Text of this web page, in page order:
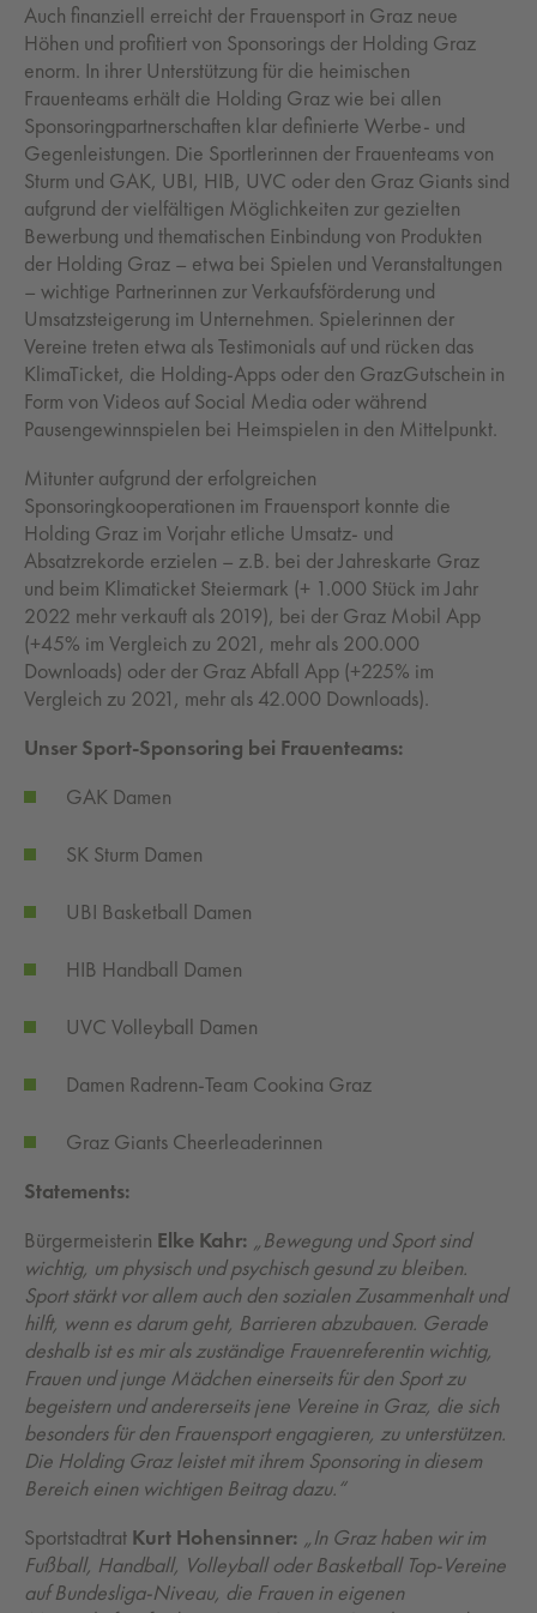
Auch finanziell erreicht der Frauensport in Graz neue
Höhen und profitiert von Sponsorings der Holding Graz
enorm. In ihrer Unterstützung für die heimischen
Frauenteams erhält die Holding Graz wie bei allen
Sponsoringpartnerschaften klar definierte Werbe- und
Gegenleistungen. Die Sportlerinnen der Frauenteams von
Sturm und GAK, UBI, HIB, UVC oder den Graz Giants sind
aufgrund der vielfältigen Möglichkeiten zur gezielten
Bewerbung und thematischen Einbindung von Produkten
der Holding Graz – etwa bei Spielen und Veranstaltungen
– wichtige Partnerinnen zur Verkaufsförderung und
Umsatzsteigerung im Unternehmen. Spielerinnen der
Vereine treten etwa als Testimonials auf und rücken das
KlimaTicket, die Holding-Apps oder den GrazGutschein in
Form von Videos auf Social Media oder während
Pausengewinnspielen bei Heimspielen in den Mittelpunkt.
Mitunter aufgrund der erfolgreichen
Sponsoringkooperationen im Frauensport konnte die
Holding Graz im Vorjahr etliche Umsatz- und
Absatzrekorde erzielen – z.B. bei der Jahreskarte Graz
und beim Klimaticket Steiermark (+ 1.000 Stück im Jahr
2022 mehr verkauft als 2019), bei der Graz Mobil App
(+45% im Vergleich zu 2021, mehr als 200.000
Downloads) oder der Graz Abfall App (+225% im
Vergleich zu 2021, mehr als 42.000 Downloads).
Unser Sport-Sponsoring bei Frauenteams:
GAK Damen
SK Sturm Damen
UBI Basketball Damen
HIB Handball Damen
UVC Volleyball Damen
Damen Radrenn-Team Cookina Graz
Graz Giants Cheerleaderinnen
Statements:
Bürgermeisterin Elke Kahr: „Bewegung und Sport sind
wichtig, um physisch und psychisch gesund zu bleiben.
Sport stärkt vor allem auch den sozialen Zusammenhalt und
hilft, wenn es darum geht, Barrieren abzubauen. Gerade
deshalb ist es mir als zuständige Frauenreferentin wichtig,
Frauen und junge Mädchen einerseits für den Sport zu
begeistern und andererseits jene Vereine in Graz, die sich
besonders für den Frauensport engagieren, zu unterstützen.
Die Holding Graz leistet mit ihrem Sponsoring in diesem
Bereich einen wichtigen Beitrag dazu.“
Sportstadtrat Kurt Hohensinner: „In Graz haben wir im
Fußball, Handball, Volleyball oder Basketball Top-Vereine
auf Bundesliga-Niveau, die Frauen in eigenen